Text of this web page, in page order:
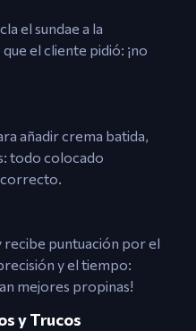
el sundae a la
el cliente pidió: ¡no
añadir crema batida,
todo colocado
recibe puntuación por el
y el tiempo:
mejores propinas!
y Trucos